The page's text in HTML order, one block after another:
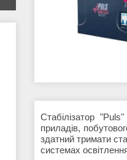
Стабілізатор
приладів,
здатний тримати
системах